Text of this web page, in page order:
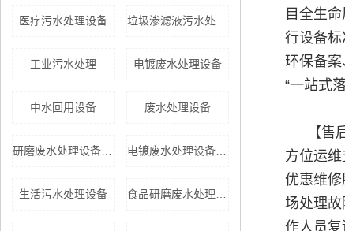
医疗污水处理设备 垃圾渗滤液污水处理设备厂家
工业污水处理 电镀废水处理设备
中水回用设备 废水处理设备
研磨废水处理设备报价 电镀废水处理设备厂家
生活污水处理设备 食品研磨废水处理设备
目全生
行设备
环保备
“一站式
【
方位运
优惠维
场处理
作人员